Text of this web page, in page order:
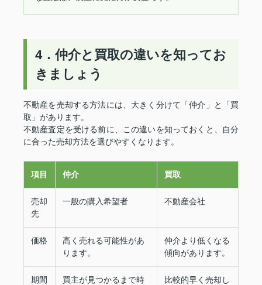
4．仲介と買取の違いを知ってお
きましょう
不動産を売却する方法には、大きく分けて「仲介」と「買
取」があります。
不動産査定を受ける前に、この違いを知っておくと、自分
に合った売却方法を選びやすくなります。
項目 仲介 買取
売却
先
一般の購入希望者 不動産会社
価格
高く売れる可能性があ
ります。
仲介より低くなる
傾向があります。
期間
買主が見つかるまで時
比較的早く売却し